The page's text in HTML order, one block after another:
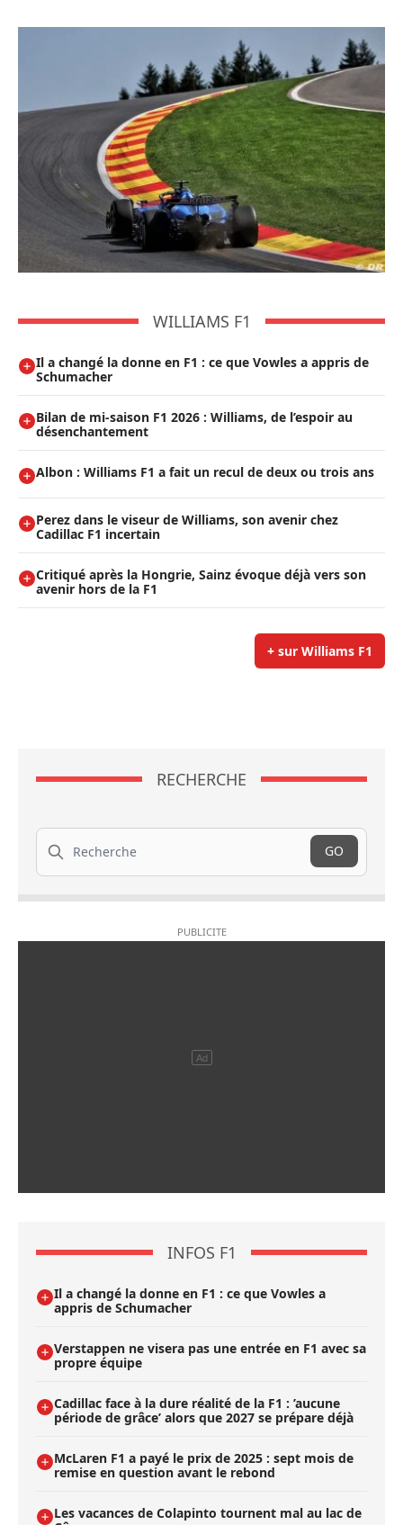
WILLIAMS F1
Il a changé la donne en F1 : ce que Vowles a appris de
Schumacher
Bilan de mi-saison F1 2026 : Williams, de l’espoir au
désenchantement
Albon : Williams F1 a fait un recul de deux ou trois ans
Perez dans le viseur de Williams, son avenir chez
Cadillac F1 incertain
Critiqué après la Hongrie, Sainz évoque déjà vers son
avenir hors de la F1
+ sur Williams F1
RECHERCHE
Recherche
GO
INFOS F1
Il a changé la donne en F1 : ce que Vowles a
appris de Schumacher
Verstappen ne visera pas une entrée en F1 avec sa
propre équipe
Cadillac face à la dure réalité de la F1 : ’aucune
période de grâce’ alors que 2027 se prépare déjà
McLaren F1 a payé le prix de 2025 : sept mois de
remise en question avant le rebond
Les vacances de Colapinto tournent mal au lac de